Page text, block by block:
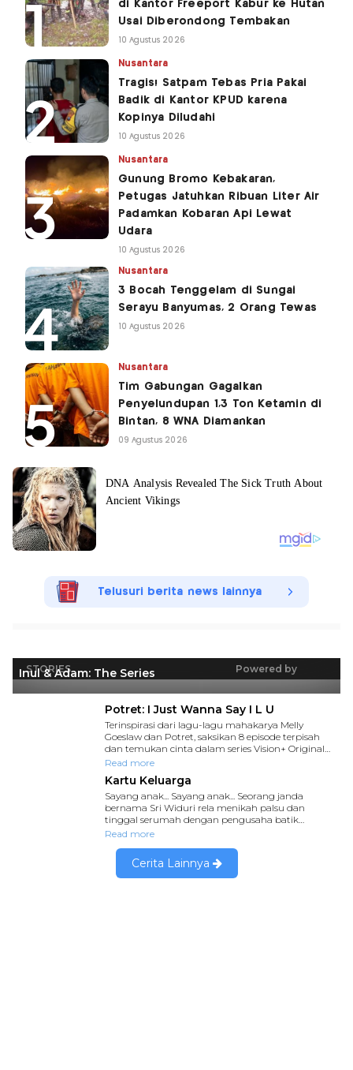
di Kantor Freeport Kabur ke Hutan
Usai Diberondong Tembakan
10 Agustus 2026
Nusantara
Tragis! Satpam Tebas Pria Pakai
Badik di Kantor KPUD karena
Kopinya Diludahi
10 Agustus 2026
Nusantara
Gunung Bromo Kebakaran,
Petugas Jatuhkan Ribuan Liter Air
Padamkan Kobaran Api Lewat
Udara
10 Agustus 2026
Nusantara
3 Bocah Tenggelam di Sungai
Serayu Banyumas, 2 Orang Tewas
10 Agustus 2026
Nusantara
Tim Gabungan Gagalkan
Penyelundupan 1,3 Ton Ketamin di
Bintan, 8 WNA Diamankan
09 Agustus 2026
Telusuri berita news lainnya